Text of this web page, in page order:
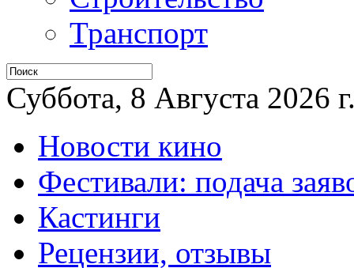
Транспорт
Суббота, 8 Августа 2026
Новости кино
Фестивали: подача
Кастинги
Рецензии, отзывы